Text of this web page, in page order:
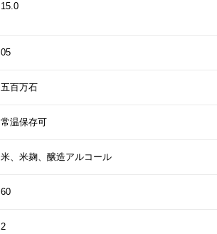
15.0
05
五百万石
常温保存可
米、米麹、醸造アルコール
60
2